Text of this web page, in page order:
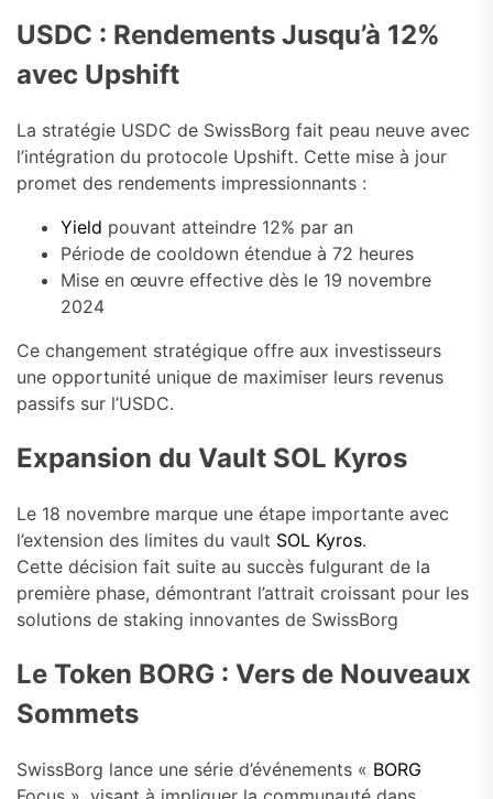
USDC : Rendements Jusqu’à 12%
avec Upshift
La stratégie USDC de SwissBorg fait peau neuve avec
l’intégration du protocole Upshift. Cette mise à jour
promet des rendements impressionnants :
Yield pouvant atteindre 12% par an
Période de cooldown étendue à 72 heures
Mise en œuvre effective dès le 19 novembre
2024
Ce changement stratégique offre aux investisseurs
une opportunité unique de maximiser leurs revenus
passifs sur l’USDC.
Expansion du Vault SOL Kyros
Le 18 novembre marque une étape importante avec
l’extension des limites du vault SOL Kyros.
Cette décision fait suite au succès fulgurant de la
première phase, démontrant l’attrait croissant pour les
solutions de staking innovantes de SwissBorg
Le Token BORG : Vers de Nouveaux
Sommets
SwissBorg lance une série d’événements « BORG